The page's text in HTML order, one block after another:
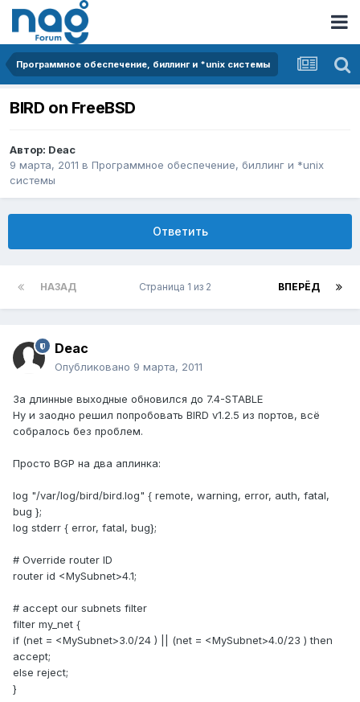
Программное обеспечение, биллинг и *unix системы
BIRD on FreeBSD
Автор: Deac
9 марта, 2011 в Программное обеспечение, биллинг и *unix
системы
Ответить
НАЗАД ВПЕРЁД
Страница 1 из 2
Deac
Опубликовано 9 марта, 2011
За длинные выходные обновился до 7.4-STABLE
Ну и заодно решил попробовать BIRD v1.2.5 из портов, всё
собралось без проблем.
Просто BGP на два аплинка:
log "/var/log/bird/bird.log" { remote, warning, error, auth, fatal,
bug };
log stderr { error, fatal, bug};
# Override router ID
router id <MySubnet>4.1;
# accept our subnets filter
filter my_net {
if (net = <MySubnet>3.0/24 ) || (net = <MySubnet>4.0/23 ) then
accept;
else reject;
}